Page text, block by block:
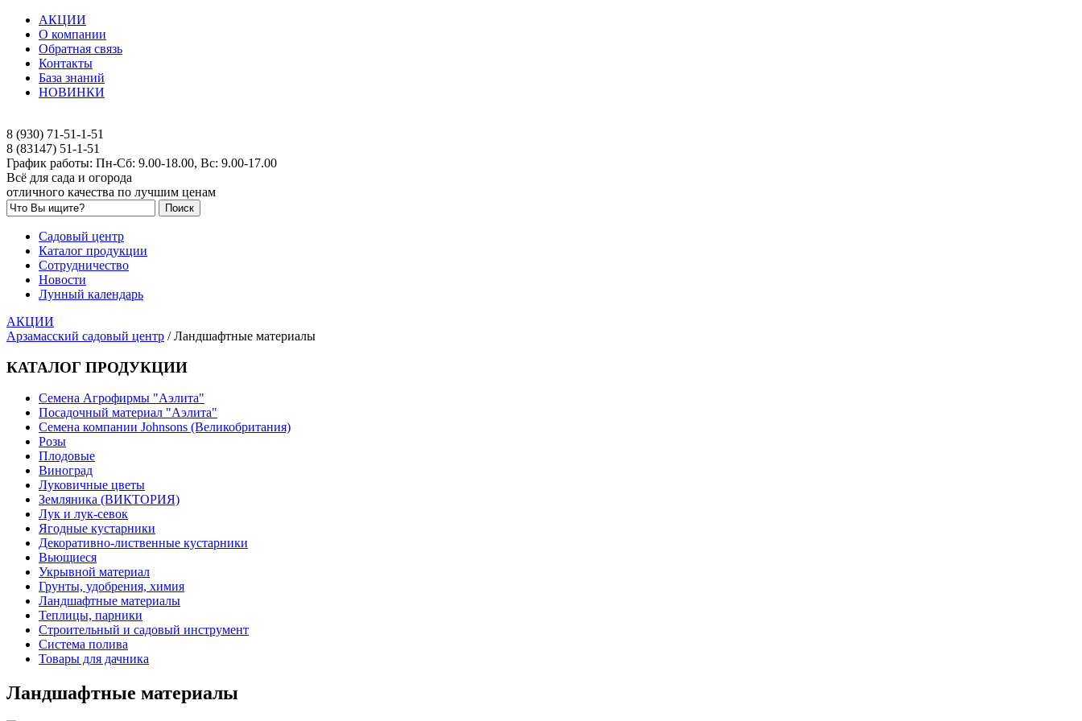
АКЦИИ
О компании
Обратная связь
Контакты
База знаний
НОВИНКИ
8 (930) 71-51-1-51
8 (83147) 51-1-51
График работы: Пн-Сб: 9.00-18.00, Вс: 9.00-17.00
Всё для сада и огорода
отличного качества по лучшим ценам
Садовый центр
Каталог продукции
Сотрудничество
Новости
Лунный календарь
АКЦИИ
Арзамасский садовый центр /Ландшафтные материалы
КАТАЛОГ ПРОДУКЦИИ
Семена Агрофирмы "Аэлита"
Посадочный материал "Аэлита"
Семена компании Johnsons (Великобритания)
Розы
Плодовые
Виноград
Луковичные цветы
Земляника (ВИКТОРИЯ)
Лук и лук-севок
Ягодные кустарники
Декоративно-лиственные кустарники
Вьющиеся
Укрывной материал
Грунты, удобрения, химия
Ландшафтные материалы
Теплицы, парники
Строительный и садовый инструмент
Система полива
Товары для дачника
Ландшафтные материалы